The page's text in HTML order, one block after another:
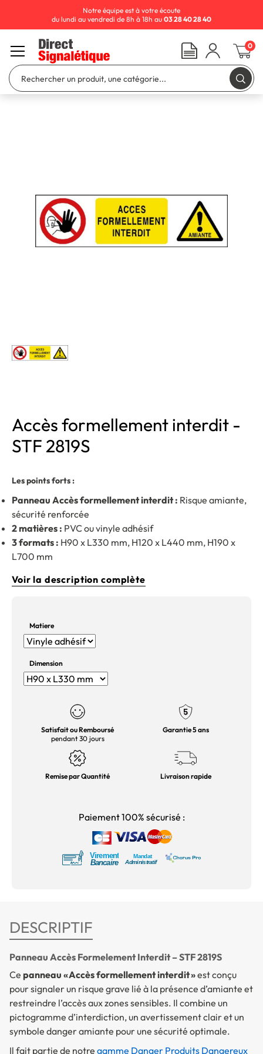
Accès formellement interdit -
STF 2819S
Les points forts :
Panneau Accès formellement interdit : Risque amiante,
sécurité renforcée
2 matières : PVC ou vinyle adhésif
3 formats : H90 x L330 mm, H120 x L440 mm, H190 x
L700 mm
Voir la description complète
Matiere
Dimension
Satisfait ou Remboursé
pendant 30 jours
Garantie 5 ans
Remise par Quantité Livraison rapide
Paiement 100% sécurisé :
DESCRIPTIF
Panneau Accès Formelement Interdit – STF 2819S
Ce panneau « Accès formellement interdit »est conçu
pour signaler un risque grave lié à la présence d’amiante et
restreindre l’accès aux zones sensibles. Il combine un
pictogramme d’interdiction, un avertissement clair et un
symbole danger amiante pour une sécurité optimale.
Il fait partie de notre gamme Danger Produits Dangereux
Notre équipe est à votre écoute
du lundi au vendredi de 8h à 18h au 03 28 40 28 40
0